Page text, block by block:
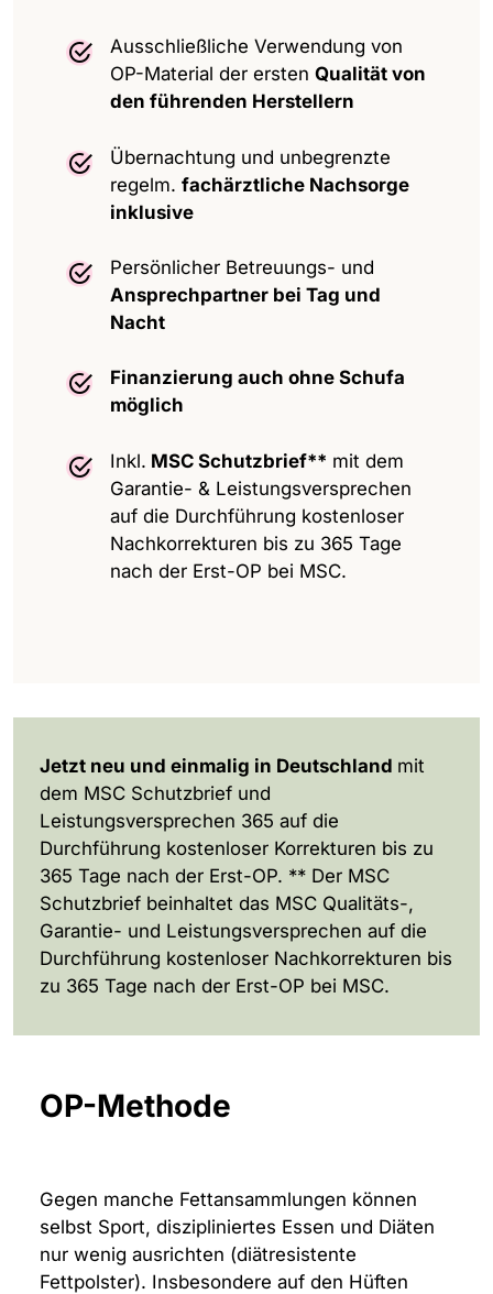
Ausschließliche Verwendung von
OP-Material der ersten Qualität von
den führenden Herstellern
Übernachtung und unbegrenzte
regelm. fachärztliche Nachsorge
inklusive
Persönlicher Betreuungs- und
Ansprechpartner bei Tag und
Nacht
Finanzierung auch ohne Schufa
möglich
Inkl. MSC Schutzbrief** mit dem
Garantie- & Leistungs­versprechen
auf die Durchführung kostenloser
Nachkorrekturen bis zu 365 Tage
nach der Erst-OP bei MSC.
Jetzt neu und einmalig in Deutschland mit
dem MSC Schutzbrief und
Leistungsversprechen 365 auf die
Durchführung kostenloser Korrekturen bis zu
365 Tage nach der Erst-OP. ** Der MSC
Schutzbrief beinhaltet das MSC Qualitäts-,
Garantie- und Leistungsversprechen auf die
Durchführung kostenloser Nachkorrekturen bis
zu 365 Tage nach der Erst-OP bei MSC.
OP-Methode
Gegen manche Fettansammlungen können
selbst Sport, diszipliniertes Essen und Diäten
nur wenig ausrichten (diätresistente
Fettpolster). Insbesondere auf den Hüften